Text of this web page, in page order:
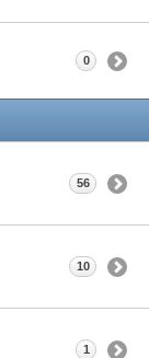
0
56
10
1